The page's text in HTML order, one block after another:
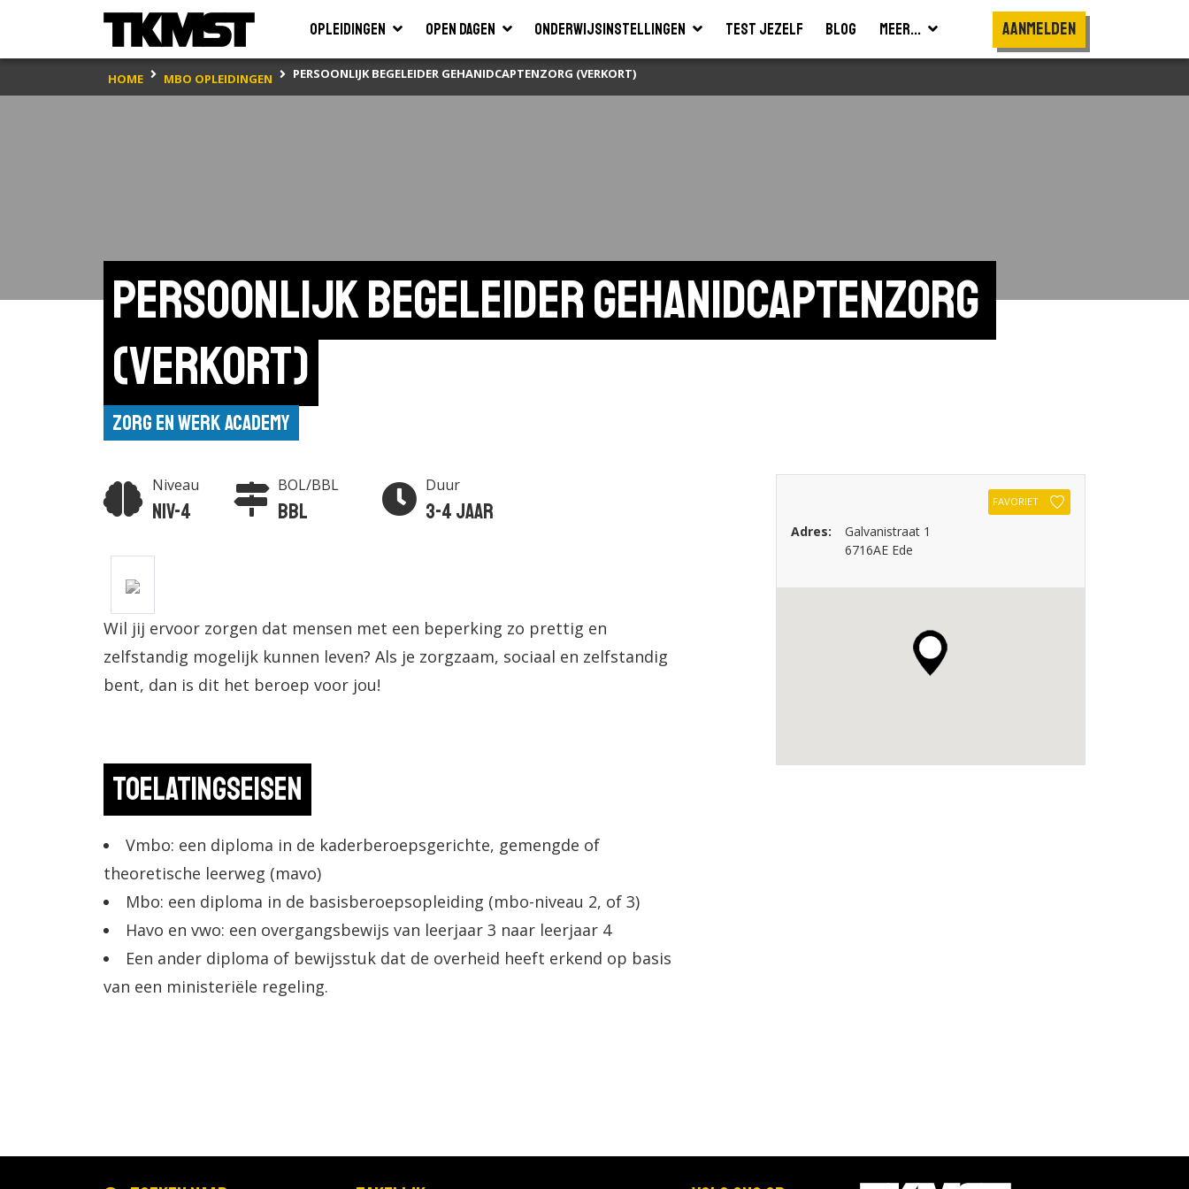
Opleidingen Open dagen Onderwijsinstellingen Test jezelf Blog Meer... Aanmelden
HOME MBO OPLEIDINGEN PERSOONLIJK BEGELEIDER GEHANIDCAPTENZORG (VERKORT)
Persoonlijk begeleider gehanidcaptenzorg
(verkort)
Zorg en Werk Academy
Niveau
Niv-4
BOL/BBL
BBL
Duur
3-4 jaar
Wil jij ervoor zorgen dat mensen met een beperking zo prettig en
zelfstandig mogelijk kunnen leven? Als je zorgzaam, sociaal en zelfstandig
bent, dan is dit het beroep voor jou!
Toelatingseisen
Vmbo: een diploma in de kaderberoepsgerichte, gemengde of
theoretische leerweg (mavo)
Mbo: een diploma in de basisberoepsopleiding (mbo-niveau 2, of 3)
Havo en vwo: een overgangsbewijs van leerjaar 3 naar leerjaar 4
Een ander diploma of bewijsstuk dat de overheid heeft erkend op basis
van een ministeriële regeling.
FAVORIET
Adres:
Galvanistraat 1
6716AE Ede